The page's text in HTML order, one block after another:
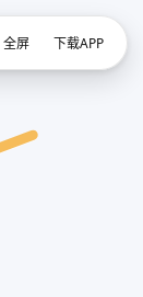
全屏 下载APP